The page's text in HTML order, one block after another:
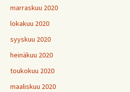
marraskuu 2020
lokakuu 2020
syyskuu 2020
heinäkuu 2020
toukokuu 2020
maaliskuu 2020